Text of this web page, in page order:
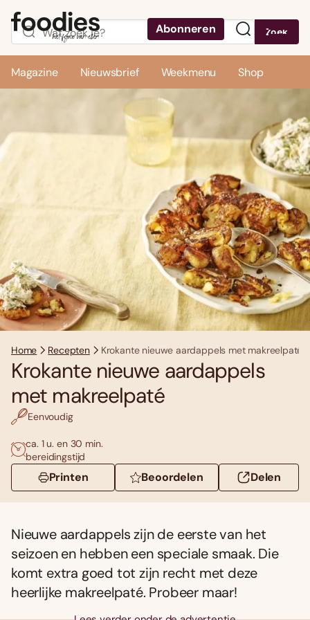
Abonneren Zoek
Magazine Nieuwsbrief Weekmenu Shop
Home Recepten Krokante nieuwe aardappels met makreelpaté
Krokante nieuwe aardappels
met makreelpaté
Eenvoudig
ca. 1 u. en 30 min.
bereidingstijd
Printen Beoordelen Delen
Nieuwe aardappels zijn de eerste van het
seizoen en hebben een speciale smaak. Die
komt extra goed tot zijn recht met deze
heerlijke makreelpaté. Probeer maar!